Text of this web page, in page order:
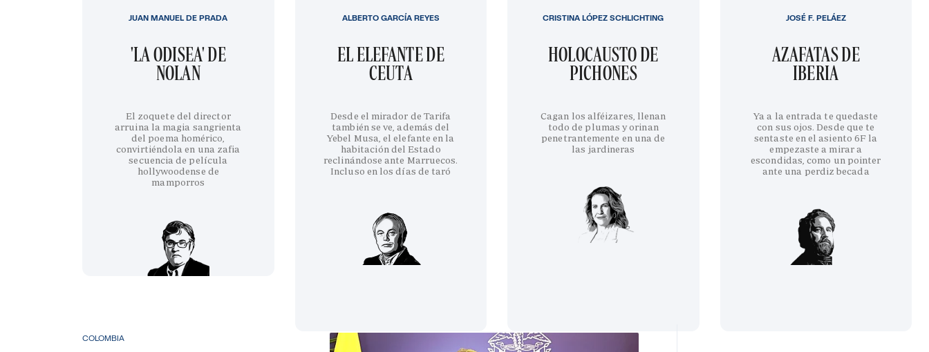
'LA ODISEA' DE
NOLAN
El zoquete del director
arruina la magia sangrienta
del poema homérico,
convirtiéndola en una zafia
secuencia de película
hollywoodense de
mamporros
JUAN MANUEL DE PRADA
EL ELEFANTE DE
CEUTA
Desde el mirador de Tarifa
también se ve, además del
Yebel Musa, el elefante en la
habitación del Estado
reclinándose ante Marruecos.
Incluso en los días de taró
ALBERTO GARCÍA REYES
HOLOCAUSTO DE
PICHONES
Cagan los alféizares, llenan
todo de plumas y orinan
penetrantemente en una de
las jardineras
CRISTINA LÓPEZ SCHLICHTING
AZAFATAS DE
IBERIA
Ya a la entrada te quedaste
con sus ojos. Desde que te
sentaste en el asiento 6F la
empezaste a mirar a
escondidas, como un pointer
ante una perdiz becada
JOSÉ F. PELÁEZ
COLOMBIA